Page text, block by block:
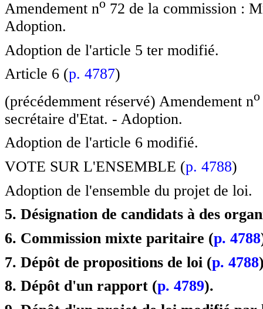
Amendement no 72 de la commission :
Adoption.
Adoption de l'article 5 ter modifié.
Article 6 (p. 4787)
(précédemment réservé) Amendement no
secrétaire d'Etat. - Adoption.
Adoption de l'article 6 modifié.
VOTE SUR L'ENSEMBLE (p. 4788)
Adoption de l'ensemble du projet de loi.
5. Désignation de candidats à des
6. Commission mixte paritaire (p. 4788
7. Dépôt de propositions de loi (p. 4788
8. Dépôt d'un rapport (p. 4789).